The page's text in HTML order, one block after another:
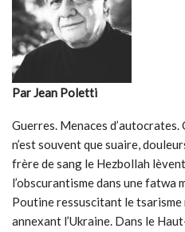
Par Jean Poletti
Guerres. Menaces
n’est souvent que suaire,
frère de sang le Hezbollah
l’obscurantisme dans une
Poutine ressuscitant le tsarisme
annexant l’Ukraine. Dans le